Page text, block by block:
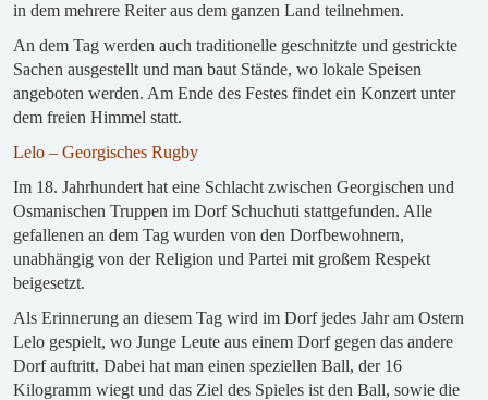
in dem mehrere Reiter aus dem ganzen Land teilnehmen.
An dem Tag werden auch traditionelle geschnitzte und gestrickte
Sachen ausgestellt und man baut Stände, wo lokale Speisen
angeboten werden. Am Ende des Festes findet ein Konzert unter
dem freien Himmel statt.
Lelo – Georgisches Rugby
Im 18. Jahrhundert hat eine Schlacht zwischen Georgischen und
Osmanischen Truppen im Dorf Schuchuti stattgefunden. Alle
gefallenen an dem Tag wurden von den Dorfbewohnern,
unabhängig von der Religion und Partei mit großem Respekt
beigesetzt.
Als Erinnerung an diesem Tag wird im Dorf jedes Jahr am Ostern
Lelo gespielt, wo Junge Leute aus einem Dorf gegen das andere
Dorf auftritt. Dabei hat man einen speziellen Ball, der 16
Kilogramm wiegt und das Ziel des Spieles ist den Ball, sowie die